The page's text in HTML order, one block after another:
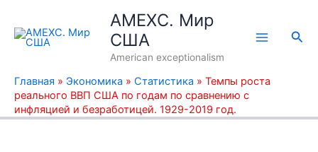
содержимому
AMEXC. Мир
США
American exceptionalism
Главная » Экономика » Статистика » Темпы роста
реального ВВП США по годам по сравнению с
инфляцией и безработицей. 1929-2019 год.